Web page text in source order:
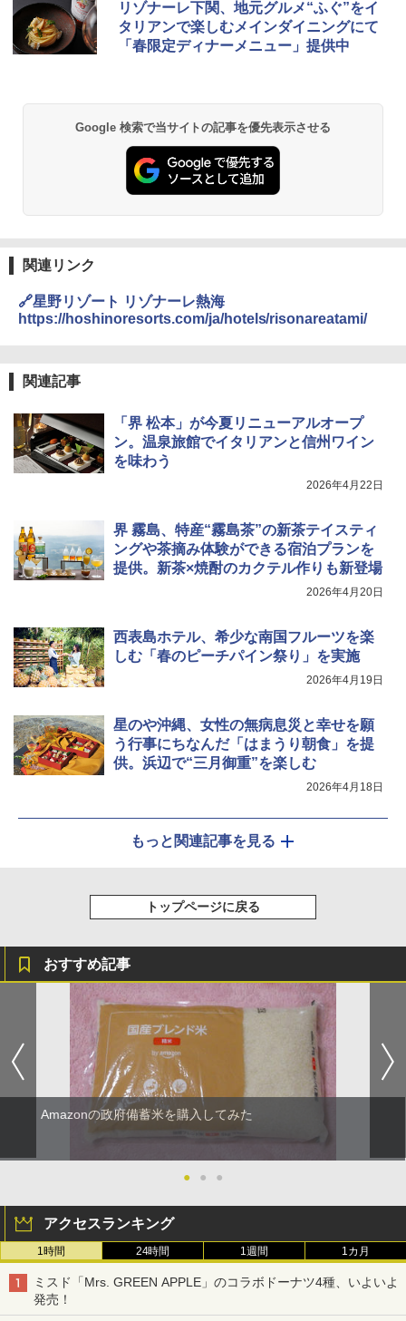
リゾナーレ下関、地元グルメ“ふぐ”をイ
タリアンで楽しむメインダイニングにて
「春限定ディナーメニュー」提供中
Google 検索で当サイトの記事を優先表示させる
関連リンク
🔗星野リゾート リゾナーレ熱海
https://hoshinoresorts.com/ja/hotels/risonareatami/
関連記事
「界 松本」が今夏リニューアルオープ
ン。温泉旅館でイタリアンと信州ワイン
を味わう
2026年4月22日
界 霧島、特産“霧島茶”の新茶テイスティ
ングや茶摘み体験ができる宿泊プランを
提供。新茶×焼酎のカクテル作りも新登場
2026年4月20日
西表島ホテル、希少な南国フルーツを楽
しむ「春のピーチパイン祭り」を実施
2026年4月19日
星のや沖縄、女性の無病息災と幸せを願
う行事にちなんだ「はまうり朝食」を提
供。浜辺で“三月御重”を楽しむ
2026年4月18日
もっと関連記事を見る
トップページに戻る
おすすめ記事
Amazonの政府備蓄米を購入してみた
● ● ●
アクセスランキング
1時間 24時間 1週間 1カ月
ミスド「Mrs. GREEN APPLE」のコラボドーナツ4種、いよいよ
発売！